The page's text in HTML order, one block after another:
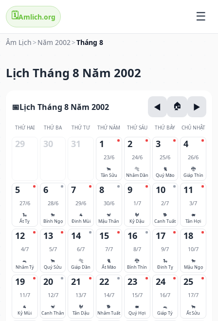
🗓️Amlich.org
Âm Lịch > Năm 2002>Tháng 8
Lịch Tháng 8 Năm 2002
Lịch Tháng 8 Năm 2002
THỨ HAI THỨ BA THỨ TƯ THỨ NĂM THỨ SÁU THỨ BẢY CHỦ NHẬT
29 30 31 1
23/6
🐂
Tân Sửu
2
24/6
🐅
Nhâm Dần
3
25/6
🐈
Quý Mão
4
26/6
🐉
Giáp Thìn
5
27/6
🐍
Ất Tỵ
6
28/6
🐎
Bính Ngọ
7
29/6
🐐
Đinh Mùi
8
30/6
🐒
Mậu Thân
9
1/7
🐓
Kỷ Dậu
10
2/7
🐕
Canh Tuất
11
3/7
🐖
Tân Hợi
12
4/7
🐀
Nhâm Tý
13
5/7
🐂
Quý Sửu
14
6/7
🐅
Giáp Dần
15
7/7
🐈
Ất Mão
16
8/7
🐉
Bính Thìn
17
9/7
🐍
Đinh Tỵ
18
10/7
🐎
Mậu Ngọ
19
11/7
🐐
Kỷ Mùi
20
12/7
🐒
Canh Thân
21
13/7
🐓
Tân Dậu
22
14/7
🐕
Nhâm Tuất
23
15/7
🐖
Quý Hợi
24
16/7
🐀
Giáp Tý
25
17/7
🐂
Ất Sửu